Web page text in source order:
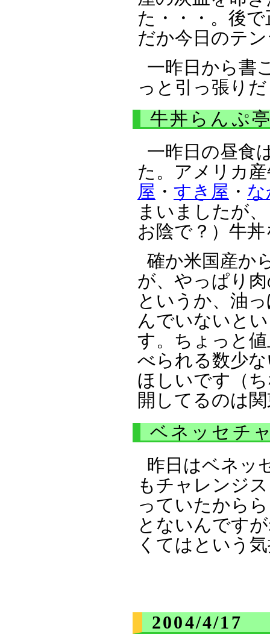
た・・・。後
だか今日のテ
一昨日から書
っと引っ張り
牛丼らんぷ
一昨日の昼食
た。アメリカ
屋 ・ すき屋 ・ な
まいましたが
お陰で？）牛
確か米国産か
が、やっぱり
というか、油
んでいないと
す。ちょっと
べられる数少
ほしいです（
開してるのは
ベネッセチ
昨日はベネッ
もチャレンジ
っていたから
とないんです
くてはという
2004/4/17